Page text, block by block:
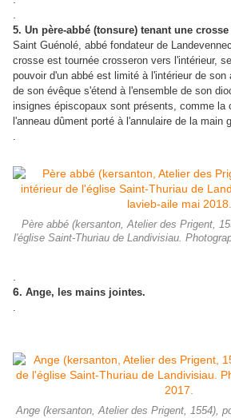
5. Un père-abbé (tonsure) tenant une
Saint Guénolé, abbé fondateur de
crosse est tournée crosseron vers l'intérieur,
pouvoir d'un abbé est limité à l'intérieur de son
de son évêque s'étend à l'ensemble de son
insignes épiscopaux sont présents, comme la
l'anneau dûment porté à l'annulaire de la main
.
Père abbé (kersanton, Atelier des Prigent,
l'église Saint-Thuriau de Landivisiau.
6. Ange, les mains jointes.
.
Ange (kersanton, Atelier des Prigent, 1554),